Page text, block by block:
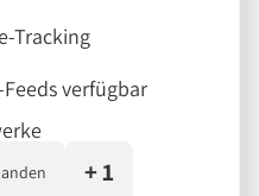
Tracking
verfügbar
+ 1